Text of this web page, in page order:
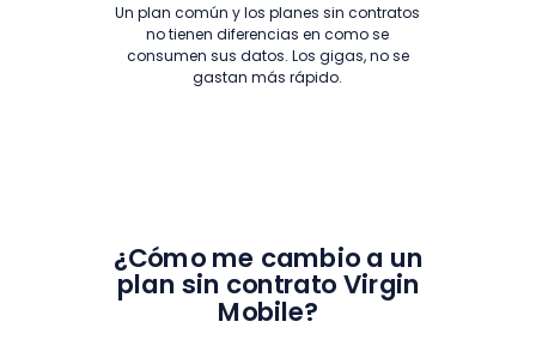
¿Cómo me cambio a un
plan sin contrato Virgin
Mobile?
Un plan común y los planes sin contratos
no tienen diferencias en como se
consumen sus datos. Los gigas, no se
gastan más rápido.